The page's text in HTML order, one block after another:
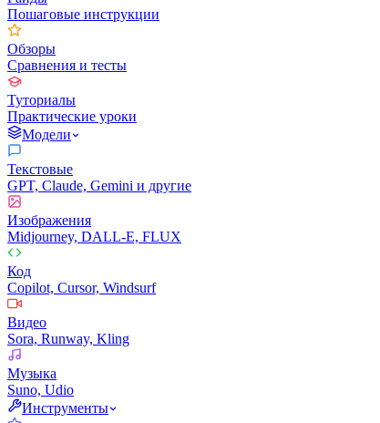
Пошаговые инструкции
Обзоры
Сравнения и тесты
Туториалы
Практические уроки
Модели
Текстовые
GPT, Claude, Gemini и другие
Изображения
Midjourney, DALL-E, FLUX
Код
Copilot, Cursor, Windsurf
Видео
Sora, Runway, Kling
Музыка
Suno, Udio
Инструменты